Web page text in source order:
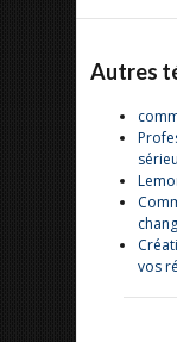
Autres
vos